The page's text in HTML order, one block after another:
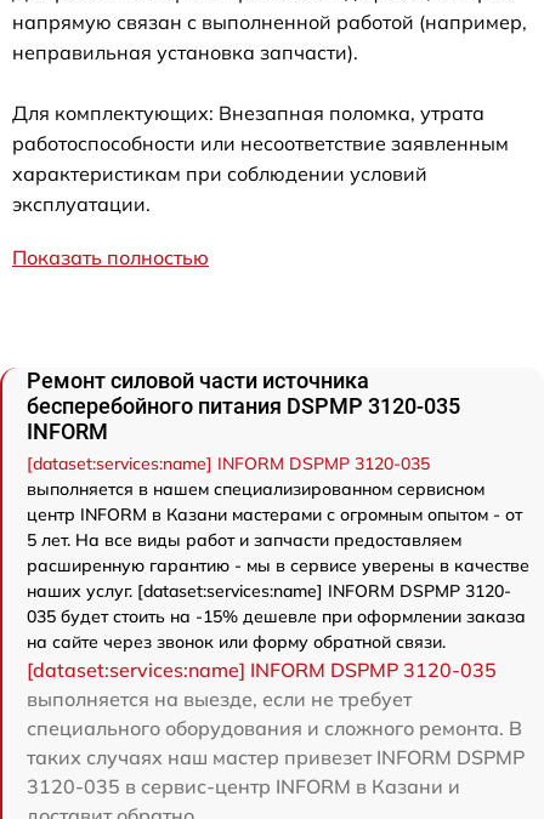
напрямую связан с выполненной работой (например,
неправильная установка запчасти).
Для комплектующих: Внезапная поломка, утрата
работоспособности или несоответствие заявленным
характеристикам при соблюдении условий
эксплуатации.
Показать полностью
Ремонт силовой части источника
бесперебойного питания DSPMP 3120-035
INFORM
[dataset:services:name] INFORM DSPMP 3120-035
выполняется в нашем специализированном сервисном
центр INFORM в Казани мастерами с огромным опытом - от
5 лет. На все виды работ и запчасти предоставляем
расширенную гарантию - мы в сервисе уверены в качестве
наших услуг. [dataset:services:name] INFORM DSPMP 3120-
035 будет стоить на -15% дешевле при оформлении заказа
на сайте через звонок или форму обратной связи.
[dataset:services:name] INFORM DSPMP 3120-035
выполняется на выезде, если не требует
специального оборудования и сложного ремонта. В
таких случаях наш мастер привезет INFORM DSPMP
3120-035 в сервис-центр INFORM в Казани и